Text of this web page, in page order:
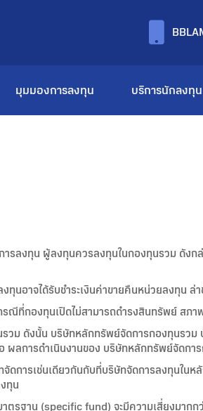
มุมมองการลงทุน บริการนักลงทุน
รลงทุน ผู้ลงทุนควรลงทุนในกองทุนรวม ดัง
าจได้รับชำระเงินค่าขายคืนหน่วยลงทุน ล่า
ที่กองทุนเปิดไม่สามารถดำรงสินทรัพย์ สภา
ม ดังนั้น บริษัทหลักทรัพย์จัดการกองทุนรวม
ผลการดำเนินงานของ บริษัทหลักทรัพย์จัดก
การเช่นเดียวกันกับที่บริษัทจัดการลงทุนใน
ทุน
ฐาน (specific fund) จะมีความเสี่ยงมาก